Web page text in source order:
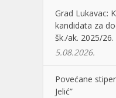
Grad Lukavac:
kandidata za
šk./ak. 2025/
5.08.2026.
Povećane
Jelić”